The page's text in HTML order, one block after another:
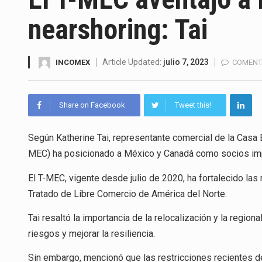
El gobierno de Estados
El Departamento de
El derecho a la previsibilidad
El superávit comercial de
El Gobierno de Estados
nearshoring: Tai
INCOMEX Article Updated: julio 7, 2023
Share on Facebook Tweet this!
Según Katherine Tai, representante comercial de la
MEC) ha posicionado a México y Canadá como socios
El T-MEC, vigente desde julio de 2020, ha fortalecido
Tratado de Libre Comercio de América del Norte.
Tai resaltó la importancia de la relocalización y la
riesgos y mejorar la resiliencia.
Sin embargo, mencionó que las restricciones recientes